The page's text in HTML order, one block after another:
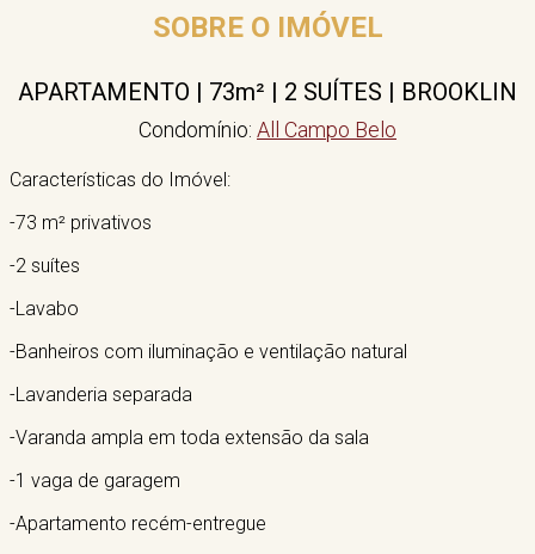
SOBRE O IMÓVEL
APARTAMENTO | 73m² | 2 SUÍTES | BROOKLIN
Condomínio: All Campo Belo
Características do Imóvel:
-73 m² privativos
-2 suítes
-Lavabo
-Banheiros com iluminação e ventilação natural
-Lavanderia separada
-Varanda ampla em toda extensão da sala
-1 vaga de garagem
-Apartamento recém-entregue